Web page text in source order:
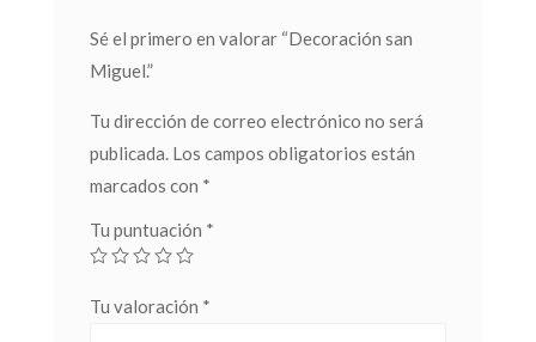
Sé el primero en valorar “Decoración san
Miguel.”
Tu dirección de correo electrónico no será
publicada. Los campos obligatorios están
marcados con *
Tu puntuación *
Tu valoración *